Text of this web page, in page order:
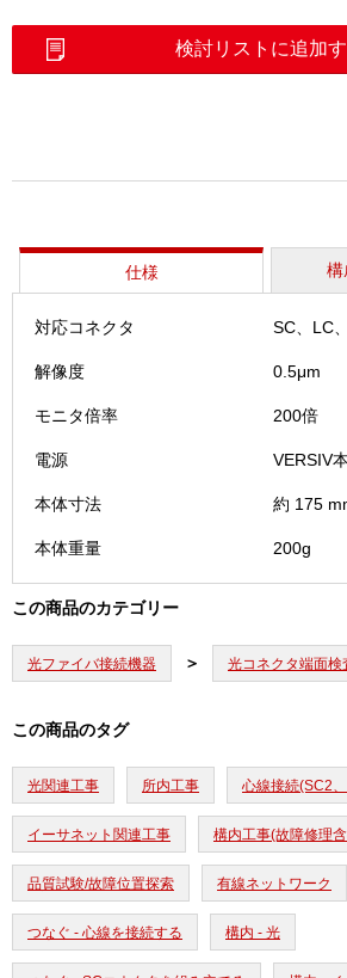
検討リストに追加
仕様 構
対応コネクタ SC、LC
解像度 0.5μm
モニタ倍率 200倍
電源 VERSIV
本体寸法 約 175
本体重量 200g
この商品のカテゴリー
光ファイバ接続機器 光コネクタ端面検
この商品のタグ
光関連工事 所内工事 心線接続(SC2
イーサネット関連工事 構内工事(故障修理
品質試験/故障位置探索 有線ネットワーク
つなぐ - 心線を接続する 構内 - 光